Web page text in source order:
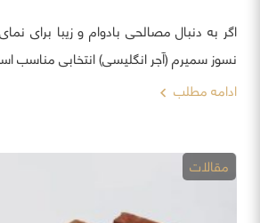
اگر به دنبال مصالحی بادوام و زیبا برای
نسوز سمیرم (آجر انگلیسی) انتخابی مناسب
ادامه مطلب
مقالات